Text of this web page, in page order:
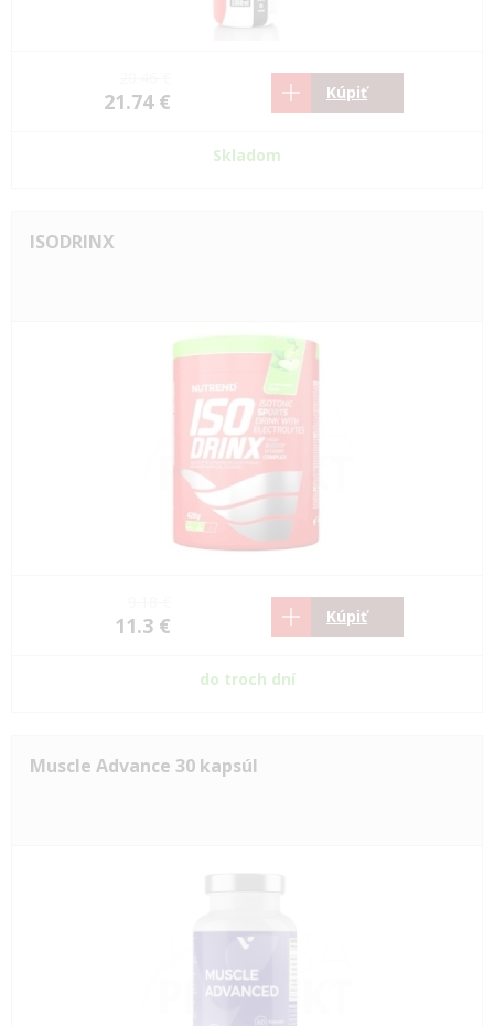
21.74 € Kúpiť
Skladom
ISODRINX
11.3 € Kúpiť
do troch dní
Muscle Advance 30 kapsúl